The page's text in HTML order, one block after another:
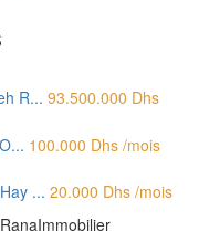
R... 93.500.000 Dhs
100.000 Dhs /mois
... 20.000 Dhs /mois